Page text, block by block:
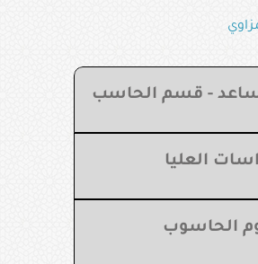
- قسم الحاسب
العليا
الحاسوب